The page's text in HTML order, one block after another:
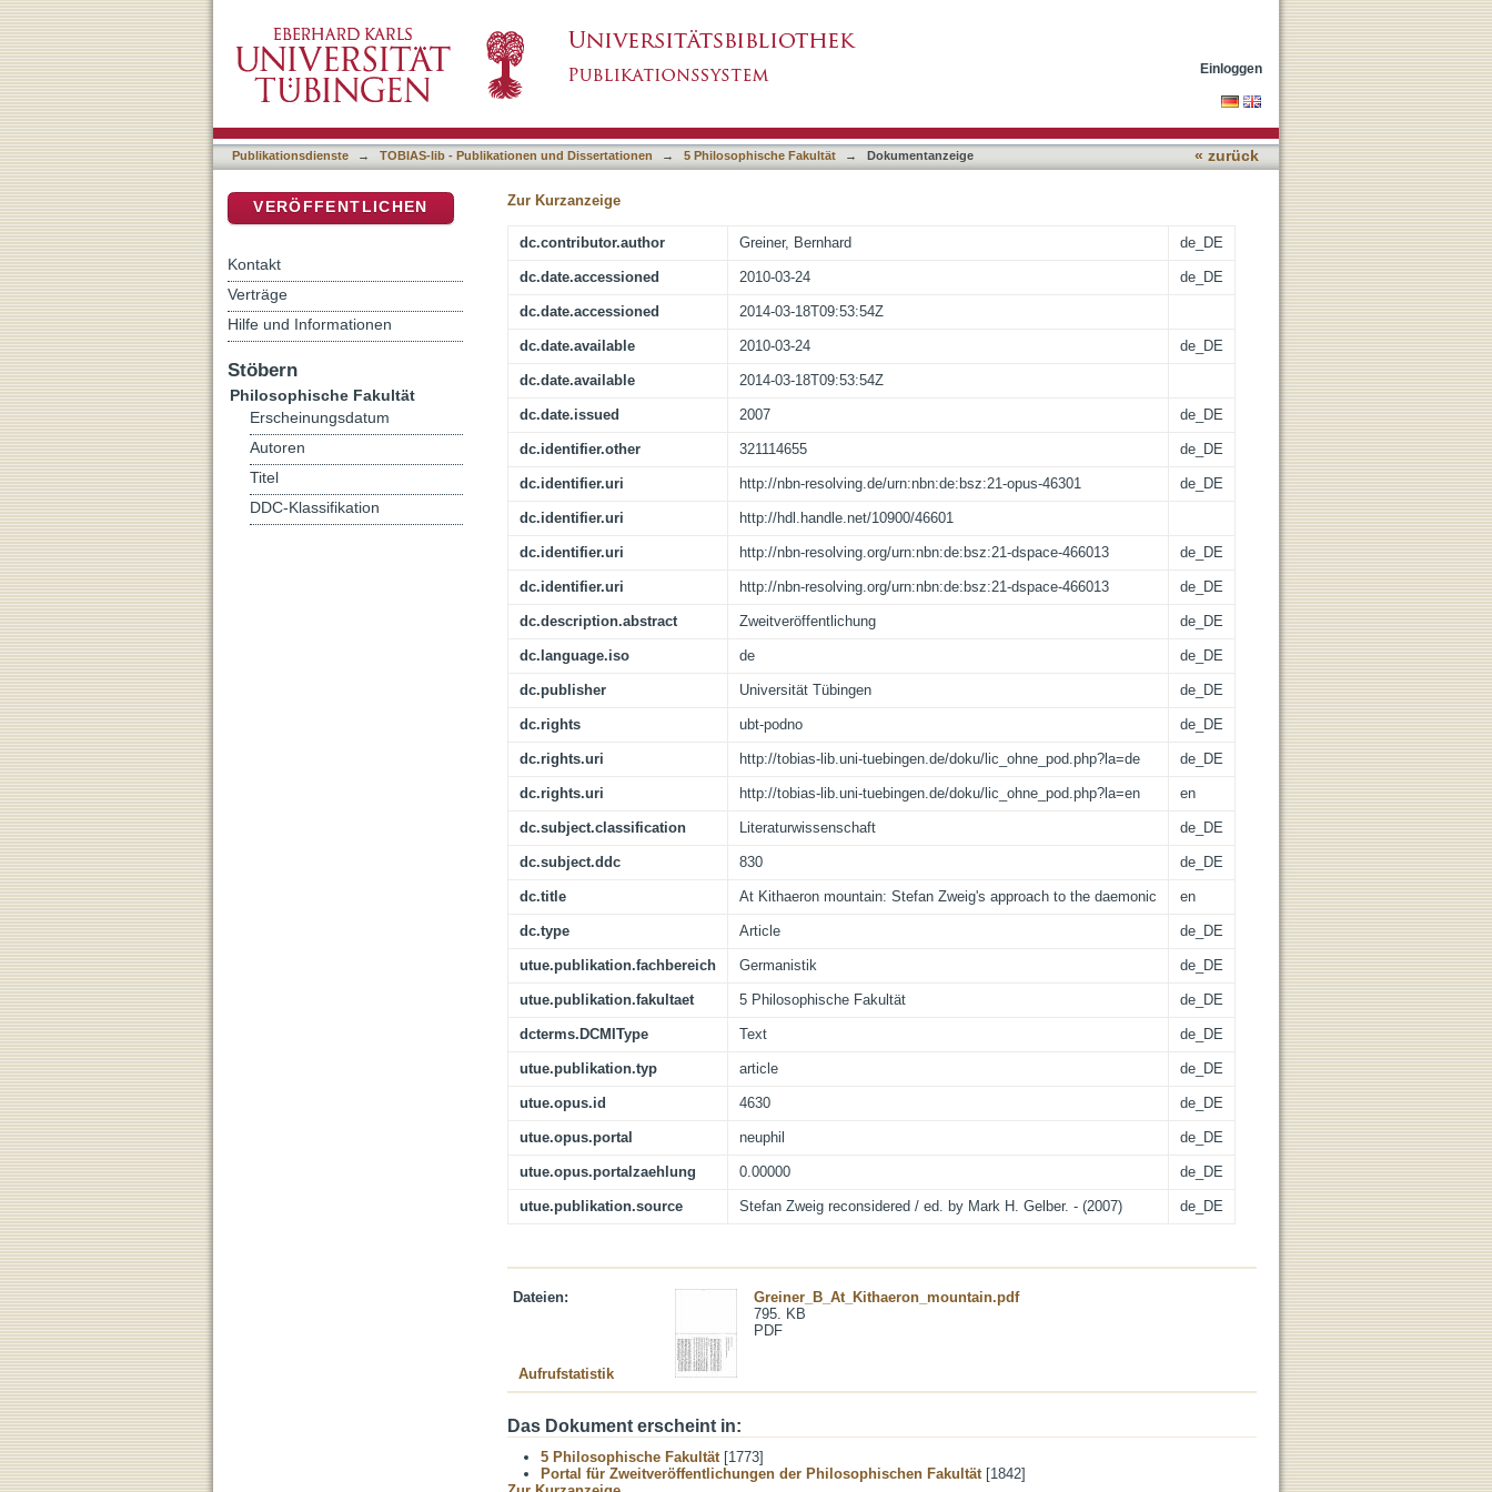
Einloggen
Publikationsdienste → TOBIAS-lib - Publikationen und Dissertationen → 5 Philosophische Fakultät → Dokumentanzeige « zurück
Zur Kurzanzeige
dc.contributor.author Greiner, Bernhard de_DE
dc.date.accessioned 2010-03-24 de_DE
dc.date.accessioned 2014-03-18T09:53:54Z
dc.date.available 2010-03-24 de_DE
dc.date.available 2014-03-18T09:53:54Z
dc.date.issued 2007 de_DE
dc.identifier.other 321114655 de_DE
dc.identifier.uri http://nbn-resolving.de/urn:nbn:de:bsz:21-opus-46301 de_DE
dc.identifier.uri http://hdl.handle.net/10900/46601
dc.identifier.uri http://nbn-resolving.org/urn:nbn:de:bsz:21-dspace-466013 de_DE
dc.identifier.uri http://nbn-resolving.org/urn:nbn:de:bsz:21-dspace-466013 de_DE
dc.description.abstract Zweitveröffentlichung de_DE
dc.language.iso de de_DE
dc.publisher Universität Tübingen de_DE
dc.rights ubt-podno de_DE
dc.rights.uri http://tobias-lib.uni-tuebingen.de/doku/lic_ohne_pod.php?la=de de_DE
dc.rights.uri http://tobias-lib.uni-tuebingen.de/doku/lic_ohne_pod.php?la=en en
dc.subject.classification Literaturwissenschaft de_DE
dc.subject.ddc 830 de_DE
dc.title At Kithaeron mountain: Stefan Zweig's approach to the daemonic en
dc.type Article de_DE
utue.publikation.fachbereich Germanistik de_DE
utue.publikation.fakultaet 5 Philosophische Fakultät de_DE
dcterms.DCMIType Text de_DE
utue.publikation.typ article de_DE
utue.opus.id 4630 de_DE
utue.opus.portal neuphil de_DE
utue.opus.portalzaehlung 0.00000 de_DE
utue.publikation.source Stefan Zweig reconsidered / ed. by Mark H. Gelber. - (2007) de_DE
Dateien:
Greiner_B_At_Kithaeron_mountain.pdf
795. KB
PDF
Aufrufstatistik
Das Dokument erscheint in:
5 Philosophische Fakultät[1773]
Portal für Zweitveröffentlichungen der Philosophischen Fakultät[1842]
VERÖFFENTLICHEN
Kontakt
Verträge
Hilfe und Informationen
Stöbern
Philosophische Fakultät
Erscheinungsdatum
Autoren
Titel
DDC-Klassifikation